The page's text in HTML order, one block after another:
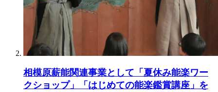
相模原薪能関連事業として「夏休み能楽ワー
クショップ」「はじめての能楽鑑賞講座」を